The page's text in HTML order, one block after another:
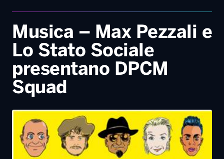
Musica – Max Pezzali e
Lo Stato Sociale
presentano DPCM
Squad